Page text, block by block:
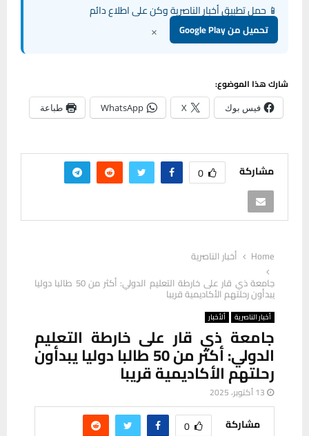
📱 حمل تطبيق أخبار الناصرية وكن على اطلاع دائم
تحميل من Google Play ×
شارك هذا الموضوع:
فيس بوك X
WhatsApp طباعة
مشاركة 0
Home
أخبار الناصرية
جامعة ذي قار على خارطة التعليم الدولي: أكثر من 50 طالبا دوليا
يبدأون رحلتهم الأكاديمية قريبا
أخبار الناصرية ألأخبار
جامعة ذي قار على خارطة التعليم
الدولي: أكثر من 50 طالبا دوليا يبدأون
رحلتهم الأكاديمية قريبا
13 أكتوبر، 2025
مشاركة 0